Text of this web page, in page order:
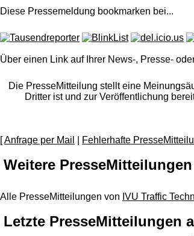
Diese Pressemeldung bookmarken bei...
Über einen Link auf Ihrer News-, Presse-
Die PresseMitteilung stellt eine
Dritter ist und zur Veröffentlichung
[Anfrage per Mail Fehlerhafte
Weitere
Alle PresseMitteilungen von IVU Traffic
Letzte PresseMitteilungen